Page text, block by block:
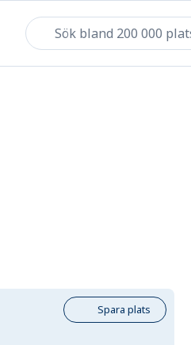
Spara plats